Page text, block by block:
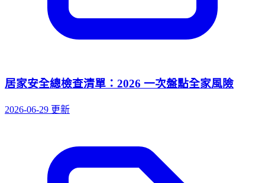
居家安全總檢查清單：2026 一次盤點全家風險
2026-06-29 更新